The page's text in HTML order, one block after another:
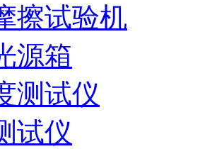
擦试验机
源箱
测试仪
试仪